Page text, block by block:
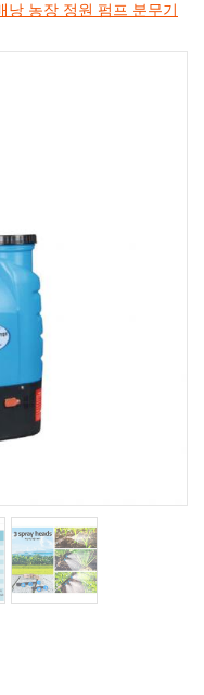
낭 농장 정원 펌프 분무기